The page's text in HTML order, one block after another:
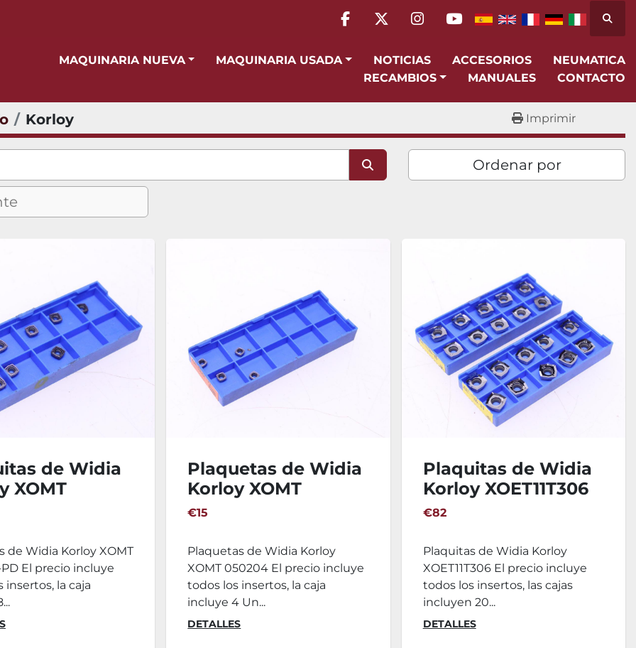
facebook
twitterinstagram
youtube
MAQUINARIA NUEVA MAQUINARIA USADA NOTICIAS ACCESORIOS
NEUMATICA
RECAMBIOS
MANUALES CONTACTO
Korloy Imprimir
Ordenar por
de Widia
XOMT
PD
de Widia Korloy XOMT
El precio incluye
insertos, la caja
Plaquetas de Widia
Korloy XOMT
050204-PD
€15
Plaquetas de Widia Korloy
XOMT 050204 El precio incluye
todos los insertos, la caja
incluye 4 Un...
DETALLES
Plaquitas de Widia
Korloy XOET11T306
€82
Plaquitas de Widia Korloy
XOET11T306 El precio incluye
todos los insertos, las cajas
incluyen 20...
DETALLES